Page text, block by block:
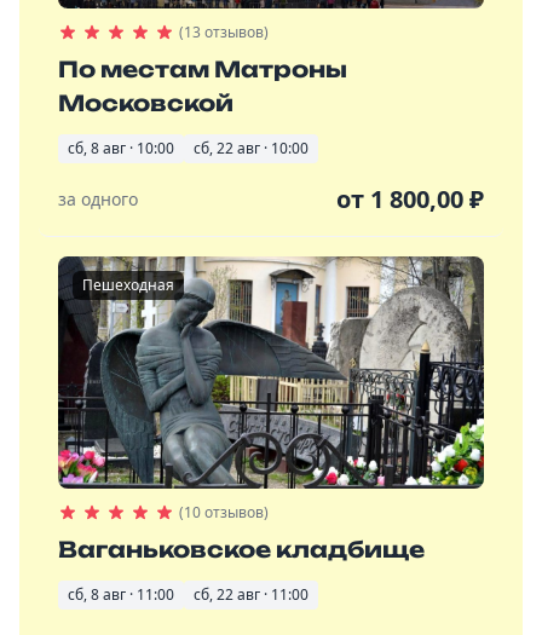
(13 отзывов)
По местам Матроны
Московской
сб, 8 авг · 10:00 сб, 22 авг · 10:00
за одного от 1 800,00₽
Пешеходная
(10 отзывов)
Ваганьковское кладбище
сб, 8 авг · 11:00 сб, 22 авг · 11:00